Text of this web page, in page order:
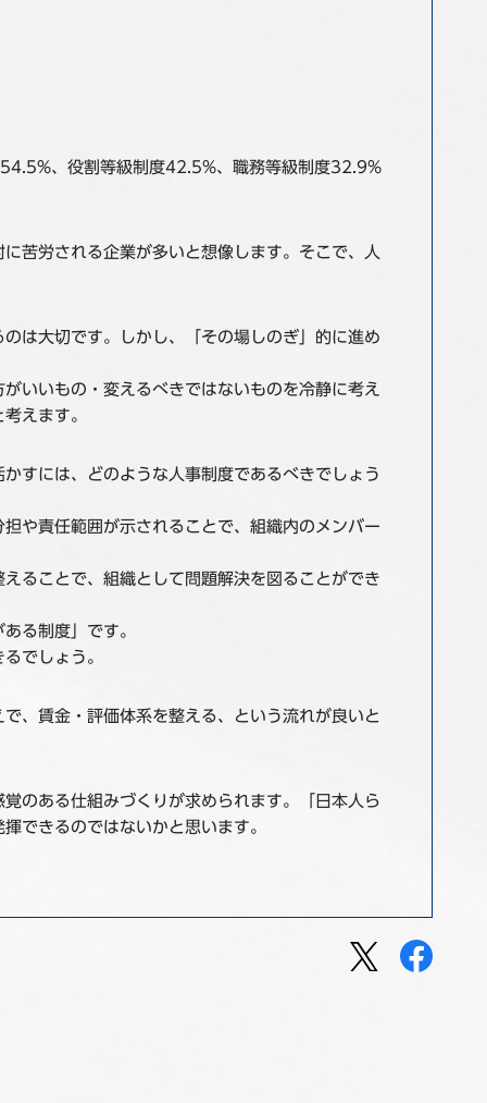
、役割等級制度42.5%、職務等級制度32.9%
苦労される企業が多いと想像します。そこで、人
は大切です。しかし、「その場しのぎ」的に進め
いいもの・変えるべきではないものを冷静に考え
えます。
すには、どのような人事制度であるべきでしょう
や責任範囲が示されることで、組織内のメンバー
ることで、組織として問題解決を図ることができ
る制度」です。
でしょう。
、賃金・評価体系を整える、という流れが良いと
のある仕組みづくりが求められます。「日本人ら
できるのではないかと思います。